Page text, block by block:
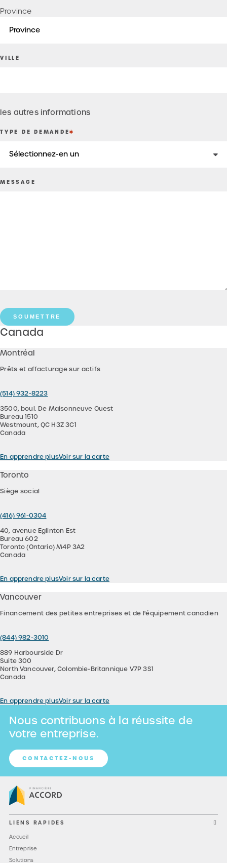
Province
VILLE
les autres informations
TYPE DE DEMANDE
MESSAGE
SOUMETTRE
Canada
Montréal
Prêts et affacturage sur actifs
(514) 932-8223
3500, boul. De Maisonneuve Ouest
Bureau 1510
Westmount, QC H3Z 3C1
Canada
En apprendre plusVoir sur la carte
Toronto
Siège social
(416) 961-0304
40, avenue Eglinton Est
Bureau 602
Toronto (Ontario) M4P 3A2
Canada
En apprendre plusVoir sur la carte
Vancouver
Financement des petites entreprises et de l'équipement canadien
(844) 982-3010
889 Harbourside Dr
Suite 300
North Vancouver, Colombie-Britannique V7P 3S1
Canada
En apprendre plusVoir sur la carte
Nous contribuons à la réussite de
votre entreprise.
CONTACTEZ-NOUS
LIENS RAPIDES
Accueil
Entreprise
Solutions